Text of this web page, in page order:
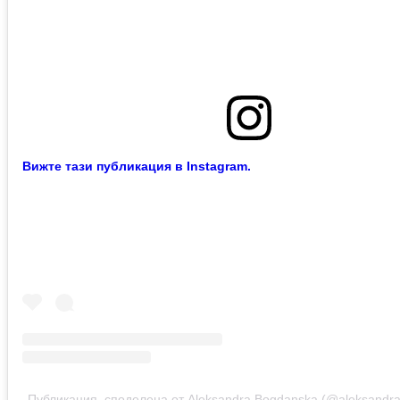
Вижте тази публикация в Instagram.